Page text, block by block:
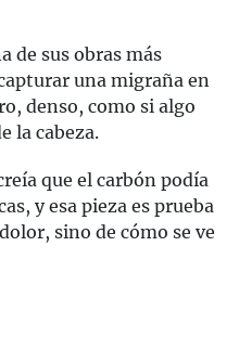
de sus obras más
una migraña en
denso, como si algo
la cabeza.
que el carbón podía
y esa pieza es prueba
sino de cómo se ve